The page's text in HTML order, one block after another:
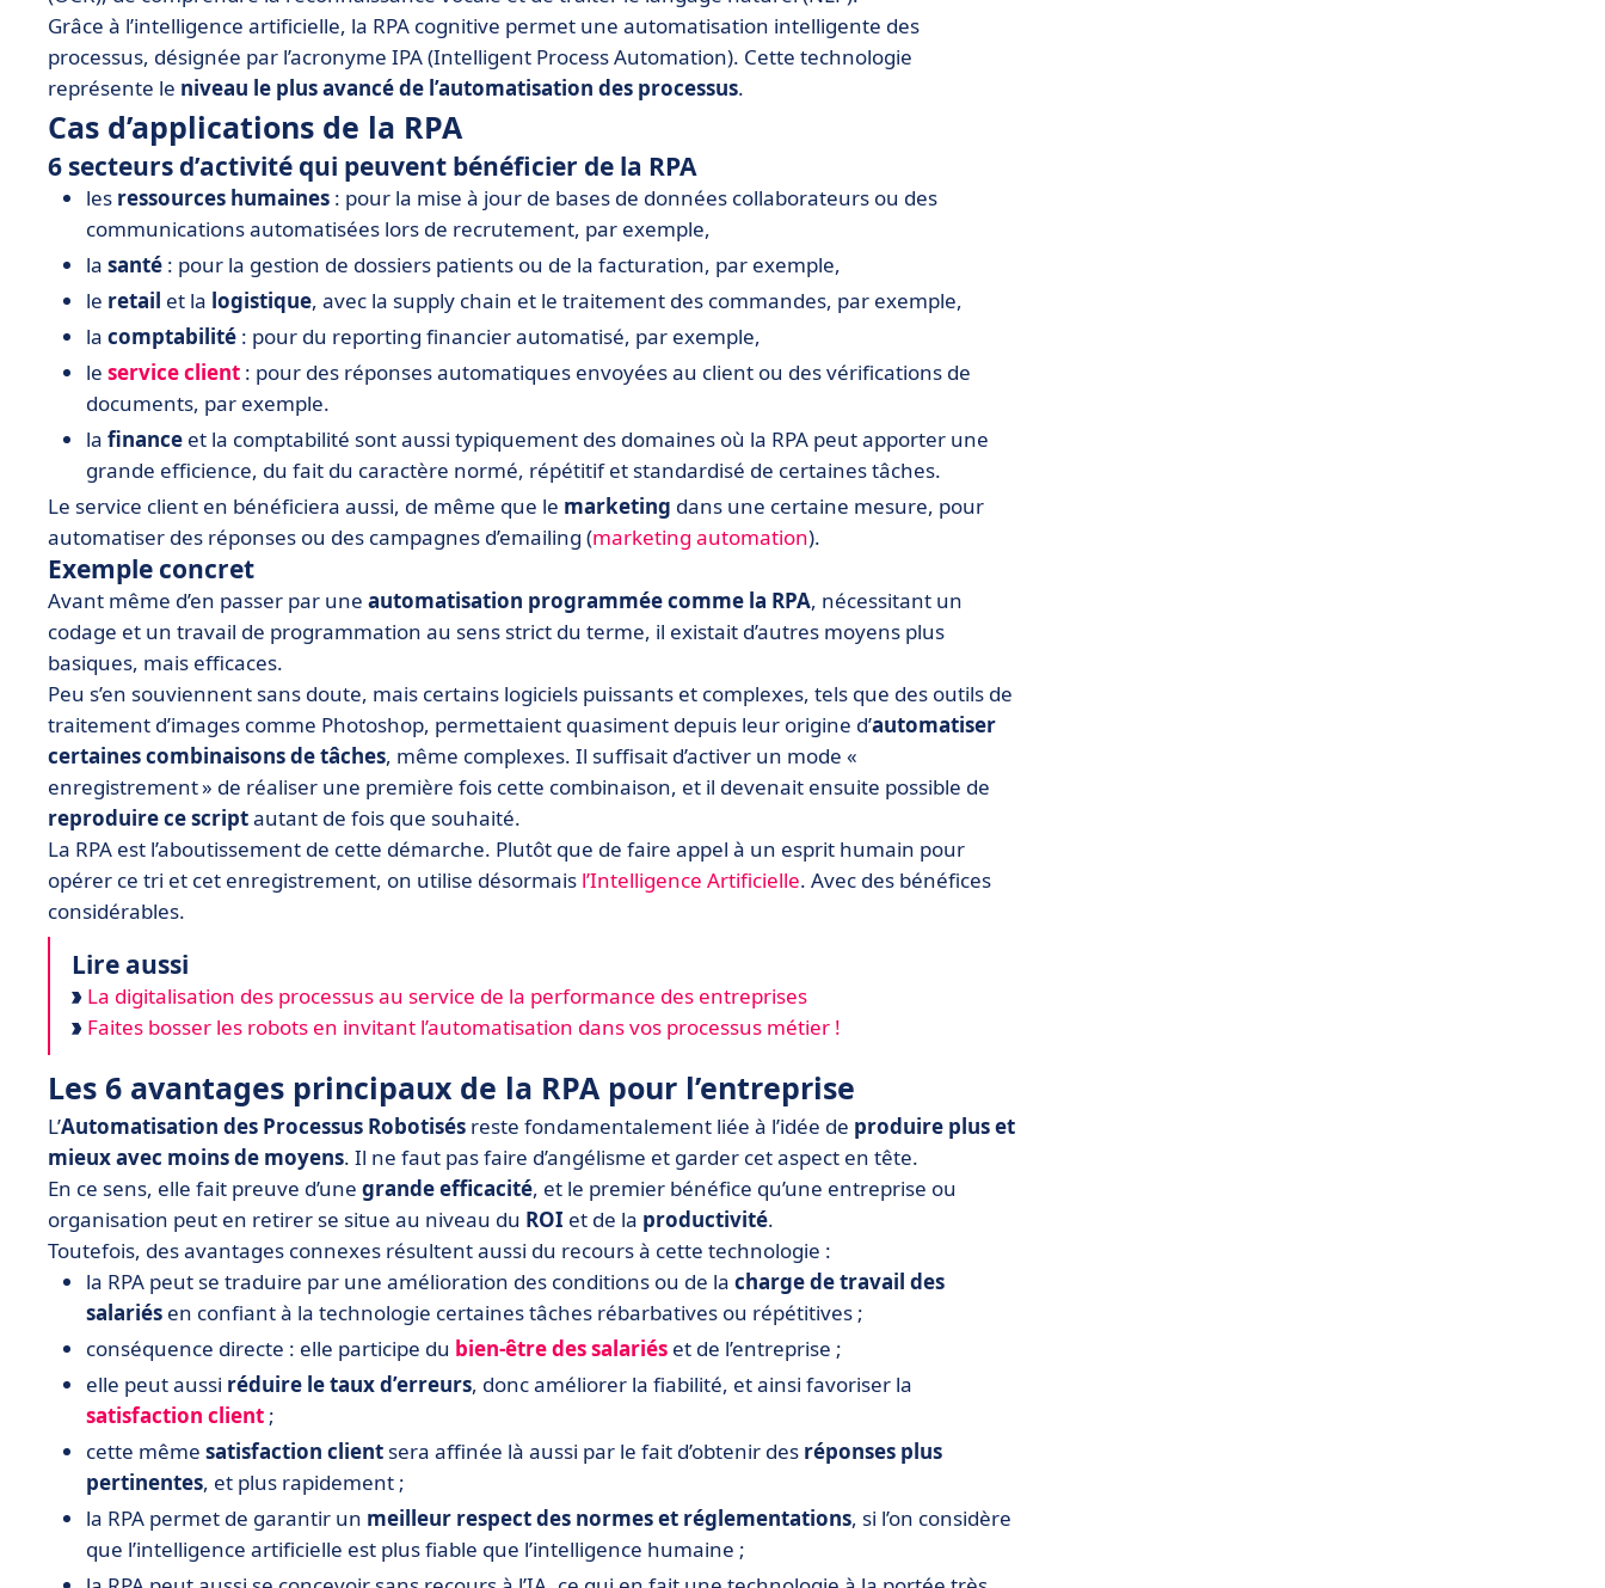
Grâce à l’intelligence artificielle, la RPA cognitive permet une automatisation intelligente des
processus, désignée par l’acronyme IPA (Intelligent Process Automation). Cette technologie
représente le niveau le plus avancé de l’automatisation des processus.
Cas d’applications de la RPA
6 secteurs d’activité qui peuvent bénéficier de la RPA
les ressources humaines : pour la mise à jour de bases de données collaborateurs ou des
communications automatisées lors de recrutement, par exemple,
la santé : pour la gestion de dossiers patients ou de la facturation, par exemple,
le retail et la logistique, avec la supply chain et le traitement des commandes, par exemple,
la comptabilité : pour du reporting financier automatisé, par exemple,
le service client : pour des réponses automatiques envoyées au client ou des vérifications de
documents, par exemple.
la finance et la comptabilité sont aussi typiquement des domaines où la RPA peut apporter une
grande efficience, du fait du caractère normé, répétitif et standardisé de certaines tâches.
Le service client en bénéficiera aussi, de même que le marketing dans une certaine mesure, pour
automatiser des réponses ou des campagnes d’emailing (marketing automation).
Exemple concret
Avant même d’en passer par une automatisation programmée comme la RPA, nécessitant un
codage et un travail de programmation au sens strict du terme, il existait d’autres moyens plus
basiques, mais efficaces.
Peu s’en souviennent sans doute, mais certains logiciels puissants et complexes, tels que des outils de
traitement d’images comme Photoshop, permettaient quasiment depuis leur origine d’automatiser
certaines combinaisons de tâches, même complexes. Il suffisait d’activer un mode «
enregistrement » de réaliser une première fois cette combinaison, et il devenait ensuite possible de
reproduire ce scriptautant de fois que souhaité.
La RPA est l’aboutissement de cette démarche. Plutôt que de faire appel à un esprit humain pour
opérer ce tri et cet enregistrement, on utilise désormais l’Intelligence Artificielle. Avec des bénéfices
considérables.
Lire aussi
La digitalisation des processus au service de la performance des entreprises
Faites bosser les robots en invitant l’automatisation dans vos processus métier !
Les 6 avantages principaux de la RPA pour l’entreprise
L’Automatisation des Processus Robotisés reste fondamentalement liée à l’idée de produire plus et
mieux avec moins de moyens. Il ne faut pas faire d’angélisme et garder cet aspect en tête.
En ce sens, elle fait preuve d’une grande efficacité, et le premier bénéfice qu’une entreprise ou
organisation peut en retirer se situe au niveau du ROI et de la productivité.
Toutefois, des avantages connexes résultent aussi du recours à cette technologie :
la RPA peut se traduire par une amélioration des conditions ou de la charge de travail des
salariés en confiant à la technologie certaines tâches rébarbatives ou répétitives ;
conséquence directe : elle participe du bien-être des salariés et de l’entreprise ;
elle peut aussi réduire le taux d’erreurs, donc améliorer la fiabilité, et ainsi favoriser la
satisfaction client ;
cette même satisfaction client sera affinée là aussi par le fait d’obtenir des réponses plus
pertinentes, et plus rapidement ;
la RPA permet de garantir un meilleur respect des normes et réglementations, si l’on considère
que l’intelligence artificielle est plus fiable que l’intelligence humaine ;